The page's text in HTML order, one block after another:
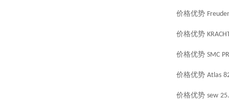
价格优势
价格优势
价格优势 SMC
价格优势 Atlas
价格优势 sew